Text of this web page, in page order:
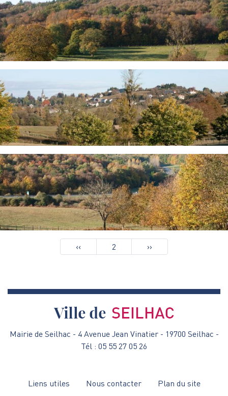
Image
Page
précédente
‹‹ 2
Page
suivante
››
Mairie de Seilhac - 4 Avenue Jean Vinatier - 19700 Seilhac -
Tél : 05 55 27 05 26
Menu
Liens utiles Nous contacter Plan du site